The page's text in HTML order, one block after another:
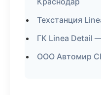
Техстанция
ГК Linea Detail
ООО Автомир